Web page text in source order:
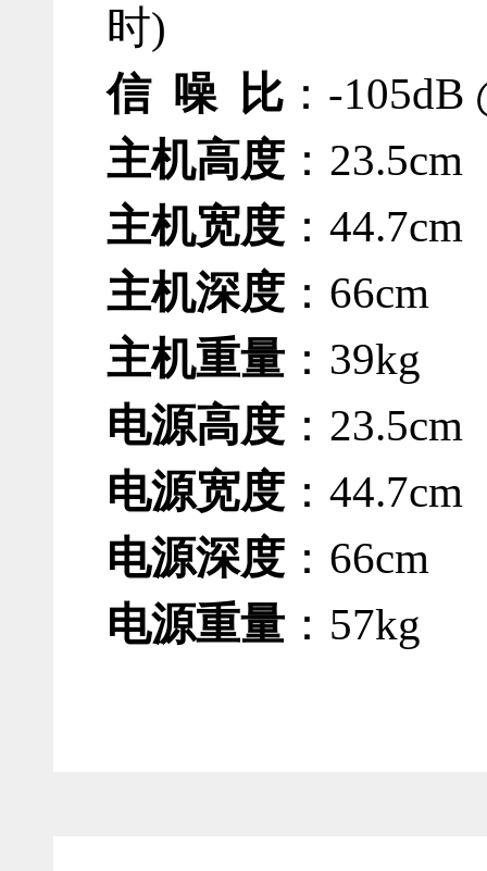
时)
信 噪 比 ： -105dB
主机高度 ：23.5cm
主机宽度 ：44.7cm
主机深度 ： 66cm
主机重量 ： 39kg
电源高度 ： 23.5cm
电源宽度 ：44.7cm
电源深度 ：66cm
电源重量 ： 57kg